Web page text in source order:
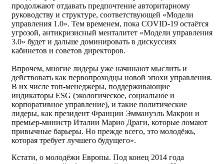
продолжают отдавать предпочтение авторитарному
руководству и структуре, соответствующей «Модели
управления 1.0». Тем временем, пока COVID-19 остаётся
угрозой, антикризисный менталитет «Модели управления
3.0» будет и дальше доминировать в дискуссиях
кабинетов и советов директоров.
Впрочем, многие лидеры уже начинают мыслить и
действовать как первопроходцы новой эпохи управления.
В их числе топ-менеджеры, поддерживающие
индикаторы ESG (экологическое, социальное и
корпоративное управление), и такие политические
лидеры, как президент Франции Эммануэль Макрон и
премьер-министр Италии Марио Драги, которые ломают
привычные барьеры. Но прежде всего, это молодёжь,
которая требует лучшего будущего».
Кстати, о молодёжи Европы. Под конец 2014 года